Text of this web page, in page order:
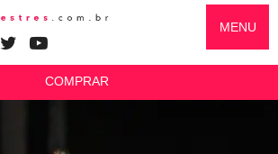
MENU
COMPRAR